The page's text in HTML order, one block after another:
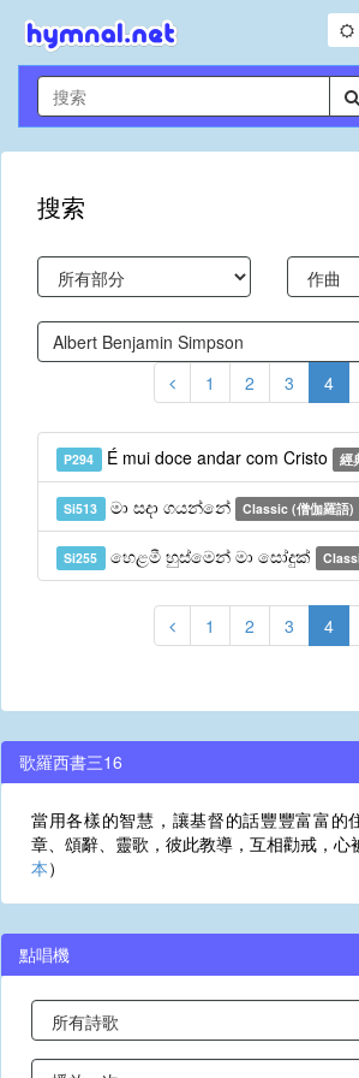
搜索
1 2 3 4
P294 É mui doce andar com Cristo 經
Si513 මා සදා ගයන්නේ Classic (僧伽羅語)
Si255 හෙළමී හුස්මෙන් මා සෝදුක්
1 2 3 4
歌羅西書三16
當用各樣的智慧，讓基督的話豐豐富富的
章、頌辭、靈歌，彼此教導，互相勸戒，心
本）
點唱機